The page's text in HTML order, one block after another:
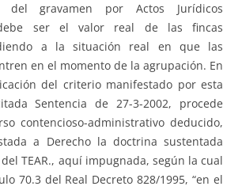
del gravamen por Actos Jurídicos
debe ser el valor real de las fincas
a la situación real en que las
en el momento de la agrupación. En
del criterio manifestado por esta
Sentencia de 27-3-2002, procede
contencioso-administrativo deducido,
a Derecho la doctrina sustentada
TEAR., aquí impugnada, según la cual
70.3 del Real Decreto 828/1995, “en el